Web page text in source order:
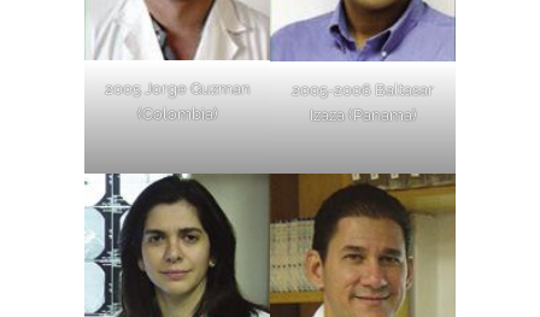
2005 Jorge Guzman
(Colombia)
2005-2006 Baltasar
Izaza (Panama)